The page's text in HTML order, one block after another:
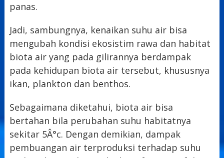
panas.
Jadi, sambungnya, kenaikan suhu air bisa
mengubah kondisi ekosistim rawa dan habitat
biota air yang pada gilirannya berdampak
pada kehidupan biota air tersebut, khususnya
ikan, plankton dan benthos.
Sebagaimana diketahui, biota air bisa
bertahan bila perubahan suhu habitatnya
sekitar 5Â°c. Dengan demikian, dampak
pembuangan air terproduksi terhadap suhu